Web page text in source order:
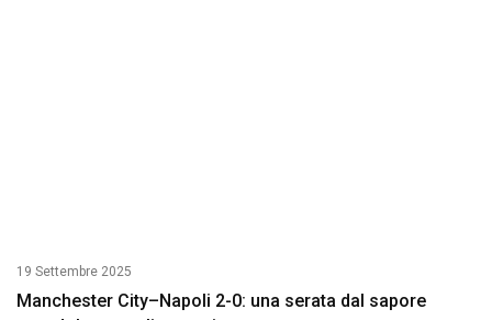
19 Settembre 2025
Manchester City–Napoli 2-0: una serata dal sapore